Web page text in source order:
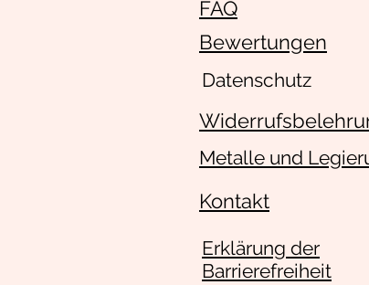
FAQ
Bewertungen
Datenschutz
Metalle und
Kontakt
Erklärung der
Barrierefreiheit